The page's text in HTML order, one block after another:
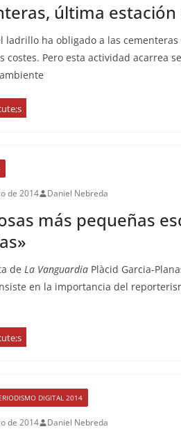
última estación
ladrillo ha obligado a las
costes. Pero esta actividad acarrea
de 2014 Daniel Nebreda
más pequeñas
de La Vanguardia Plàcid Garcia-
en la importancia del
DIGITAL 2014
de 2014 Daniel Nebreda